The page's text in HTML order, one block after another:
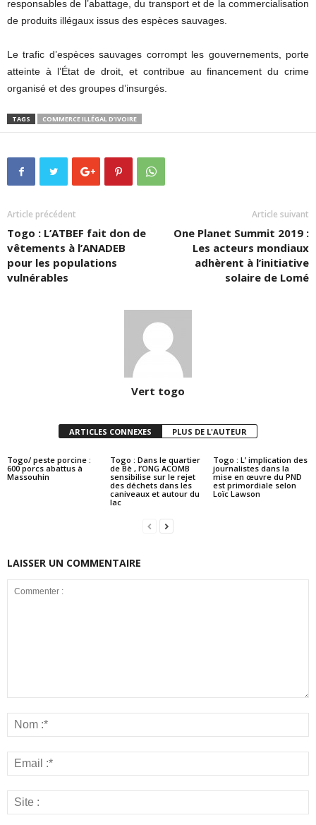
responsables de l’abattage, du transport et de la commercialisation
de produits illégaux issus des espèces sauvages.
Le trafic d’espèces sauvages corrompt les gouvernements, porte
atteinte à l’État de droit, et contribue au financement du crime
organisé et des groupes d’insurgés.
TAGS COMMERCE ILLÉGAL D’IVOIRE
Article précédent
Togo : L’ATBEF fait don de
vêtements à l’ANADEB
pour les populations
vulnérables
Article suivant
One Planet Summit 2019 :
Les acteurs mondiaux
adhèrent à l’initiative
solaire de Lomé
Vert togo
ARTICLES CONNEXES PLUS DE L'AUTEUR
Togo/ peste porcine :
600 porcs abattus à
Massouhin
Togo : Dans le quartier
de Bè , l’ONG ACOMB
sensibilise sur le rejet
des déchets dans les
caniveaux et autour du
lac
Togo : L’ implication des
journalistes dans la
mise en œuvre du PND
est primordiale selon
Loïc Lawson
LAISSER UN COMMENTAIRE